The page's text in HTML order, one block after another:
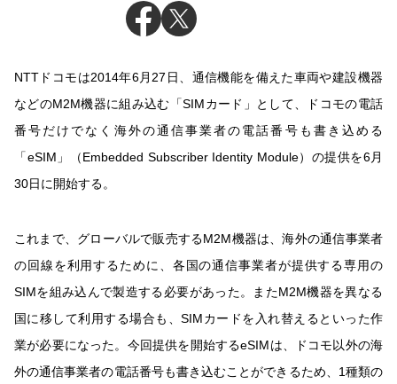
NTTドコモは2014年6月27日、通信機能を備えた車両や建設機器
などのM2M機器に組み込む「SIMカード」として、ドコモの電話
番号だけでなく海外の通信事業者の電話番号も書き込める
「eSIM」（Embedded Subscriber Identity Module）の提供を6月
30日に開始する。
これまで、グローバルで販売するM2M機器は、海外の通信事業者
の回線を利用するために、各国の通信事業者が提供する専用の
SIMを組み込んで製造する必要があった。またM2M機器を異なる
国に移して利用する場合も、SIMカードを入れ替えるといった作
業が必要になった。今回提供を開始するeSIMは、ドコモ以外の海
外の通信事業者の電話番号も書き込むことができるため、1種類の